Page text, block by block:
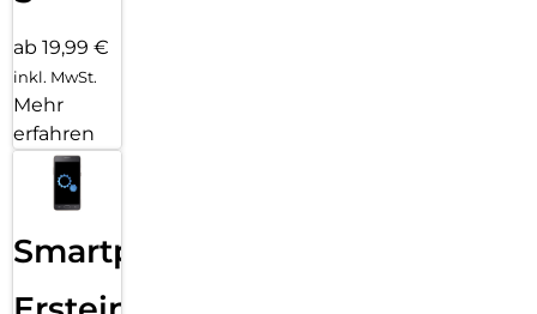
ab 19,99 €
inkl. MwSt.
Mehr
erfahren
Smartphone